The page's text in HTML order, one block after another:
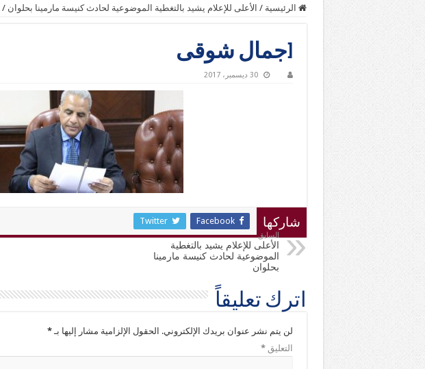
الرئيسية / الأعلى للإعلام يشيد بالتغطية الموضوعية لحادث كنيسة مارمينا بحلوان /
[جمال شوقى
30 ديسمبر، 2017
شاركها Facebook
Twitter
السابق
الأعلى للإعلام يشيد بالتغطية
الموضوعية لحادث كنيسة مارمينا
بحلوان
اترك تعليقاً
لن يتم نشر عنوان بريدك الإلكتروني. الحقول الإلزامية مشار إليها بـ*
التعليق*